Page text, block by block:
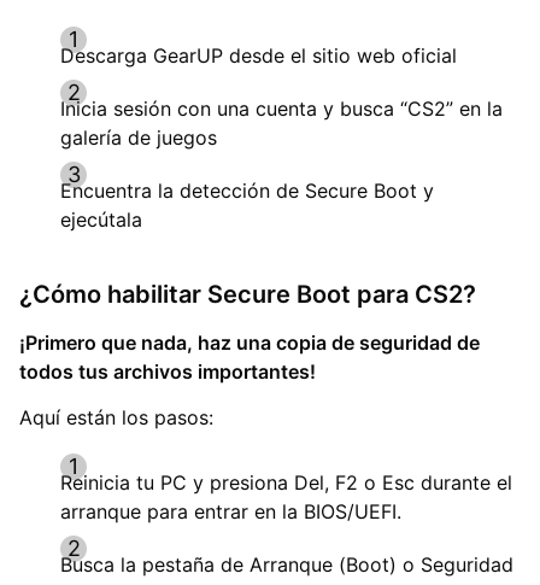
Descarga GearUP desde el sitio web oficial
Inicia sesión con una cuenta y busca “CS2” en la
galería de juegos
Encuentra la detección de Secure Boot y
ejecútala
¿Cómo habilitar Secure Boot para CS2?
¡Primero que nada, haz una copia de seguridad de
todos tus archivos importantes!
Aquí están los pasos:
Reinicia tu PC y presiona Del, F2 o Esc durante el
arranque para entrar en la BIOS/UEFI.
Busca la pestaña de Arranque (Boot) o Seguridad